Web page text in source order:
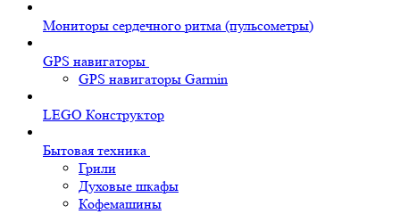
Мониторы сердечного ритма (пульсометры)
GPS навигаторы
GPS навигаторы Garmin
LEGO Конструктор
Бытовая техника
Грили
Духовые шкафы
Кофемашины